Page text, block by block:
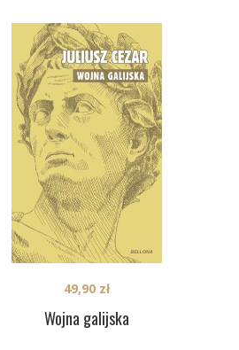
Wojna galijska
49,90 zł